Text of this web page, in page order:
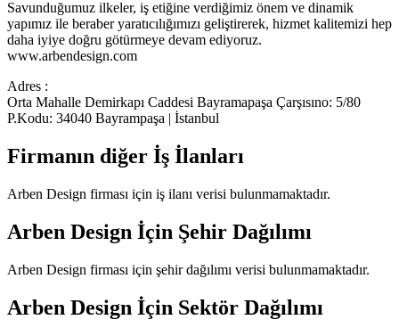
Savunduğumuz ilkeler, iş etiğine verdiğimiz önem ve dinamik
yapımız ile beraber yaratıcılığımızı geliştirerek, hizmet kalitemizi hep
daha iyiye doğru götürmeye devam ediyoruz.
www.arbendesign.com
Adres :
Orta Mahalle Demirkapı Caddesi Bayramapaşa Çarşısıno: 5/80
P.Kodu: 34040 Bayrampaşa | İstanbul
Firmanın diğer İş İlanları
Arben Design firması için iş ilanı verisi bulunmamaktadır.
Arben Design İçin Şehir Dağılımı
Arben Design firması için şehir dağılımı verisi bulunmamaktadır.
Arben Design İçin Sektör Dağılımı